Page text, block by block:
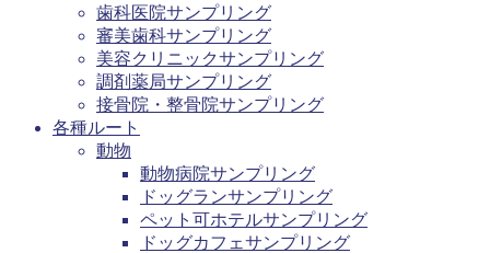
歯科医院サンプリング
審美歯科サンプリング
美容クリニックサンプリング
調剤薬局サンプリング
接骨院・整骨院サンプリング
各種ルート
動物
動物病院サンプリング
ドッグランサンプリング
ペット可ホテルサンプリング
ドッグカフェサンプリング